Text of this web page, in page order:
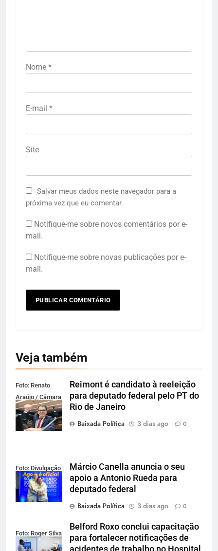
Nome *
E-mail *
Site
Salvar meus dados neste navegador para a
próxima vez que eu comentar.
Notifique-me sobre novos comentários por e-
mail.
Notifique-me sobre novas publicações por e-
mail.
Veja também
Foto: Renato
Araújo / Câmara
dos Deputados
Reimont é candidato à reeleição
para deputado federal pelo PT do
Rio de Janeiro
Baixada Política
3 dias ago 0
Foto: Divulgação
Márcio Canella anuncia o seu
apoio a Antonio Rueda para
deputado federal
Baixada Política
3 dias ago 0
Foto: Roger Silva
Belford Roxo conclui capacitação
para fortalecer notificações de
acidentes de trabalho no Hospital